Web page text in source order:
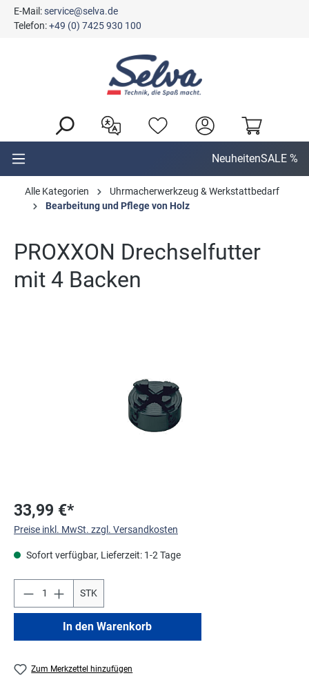
springen
E-Mail:service@selva.de
Telefon:+49 (0) 7425 930 100
NeuheitenSALE %
Alle Kategorien
Uhrmacherwerkzeug & Werkstattbedarf
Bearbeitung und Pflege von Holz
PROXXON Drechselfutter
mit 4 Backen
33,99 €*
Preise inkl. MwSt. zzgl. Versandkosten
Sofort verfügbar, Lieferzeit: 1-2 Tage
STK
In den Warenkorb
Zum Merkzettel hinzufügen